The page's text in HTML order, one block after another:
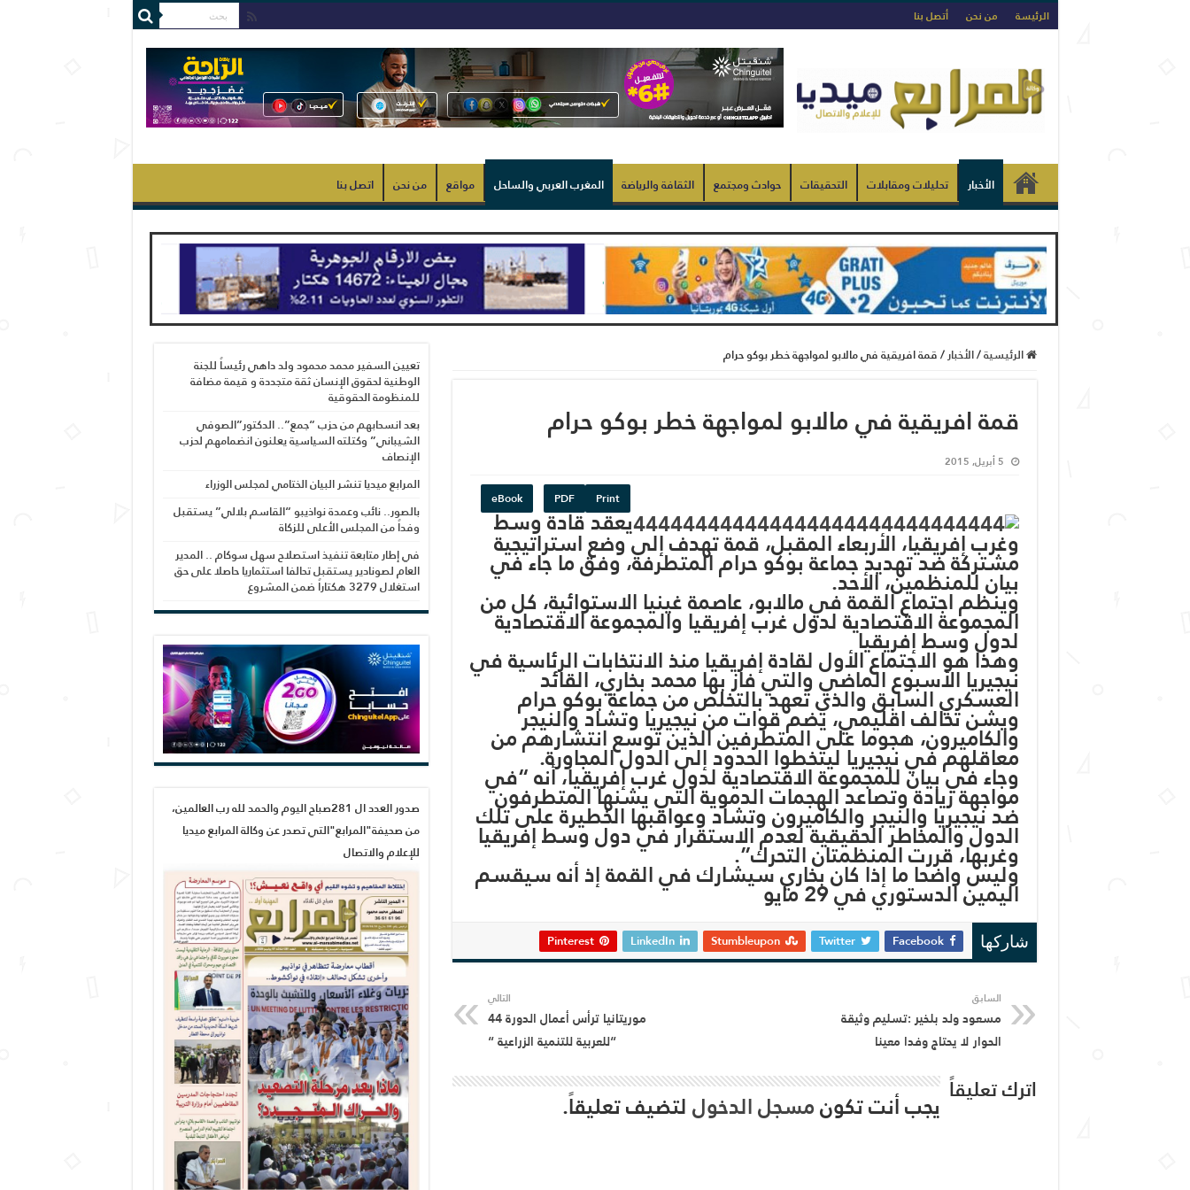
الرئيسة من نحن أتصل بنا
الأخبار تحليلات ومقابلات التحقيقات حوادث ومجتمع الثقافة والرياضة المغرب العربي والساحل مواقع من نحن اتصل بنا
الرئيسية/الأخبار/قمة افريقية في مالابو لمواجهة خطر بوكو حرام
قمة افريقية في مالابو لمواجهة خطر بوكو حرام
5 أبريل, 2015
Print
PDF
eBook
يعقد قادة وسط
وغرب إفريقيا، الأربعاء المقبل، قمة تهدف إلى وضع استراتيجية
مشتركة ضد تهديد جماعة بوكو حرام المتطرفة، وفق ما جاء في
بيان للمنظمين، الأحد.
وينظم اجتماع القمة في مالابو، عاصمة غينيا الاستوائية، كل من
المجموعة الاقتصادية لدول غرب إفريقيا والمجموعة الاقتصادية
لدول وسط إفريقيا
وهذا هو الاجتماع الأول لقادة إفريقيا منذ الانتخابات الرئاسية في
نيجيريا الأسبوع الماضي والتي فاز بها محمد بخاري، القائد
العسكري السابق والذي تعهد بالتخلص من جماعة بوكو حرام
ويشن تحالف اقليمي، يضم قوات من نيجيريا وتشاد والنيجر
والكاميرون، هجوما على المتطرفين الذين توسع انتشارهم من
معاقلهم في نيجيريا ليتخطوا الحدود إلى الدول المجاورة.
وجاء في بيان للمجموعة الاقتصادية لدول غرب إفريقيا، أنه “في
مواجهة زيادة وتصاعد الهجمات الدموية التي يشنها المتطرفون
ضد نيجيريا والنيجر والكاميرون وتشاد وعواقبها الخطيرة على تلك
الدول والمخاطر الحقيقية لعدم الاستقرار في دول وسط إفريقيا
وغربها، قررت المنظمتان التحرك”.
وليس واضحا ما إذا كان بخاري سيشارك في القمة إذ أنه سيقسم
اليمين الدستوري في 29 مايو
شاركها Facebook
Twitter
Stumbleupon
LinkedIn
Pinterest
السابق
مسعود ولد بلخير :تسليم وثيقة
الحوار لا يحتاج وفدا معينا
التالي
موريتانيا ترأس أعمال الدورة 44
“للعربية للتنمية الزراعية “
اترك تعليقاً يجب أنت تكونمسجل الدخوللتضيف تعليقاً.
تعيين السفير محمد محمود ولد داهي رئيساً للجنة
الوطنية لحقوق الإنسان ثقة متجددة و قيمة مضافة
للمنظومة الحقوقية
بعد انسحابهم من حزب “جمع”.. الدكتور”الصوفي
الشيباني” وكتلته السياسية يعلنون انضمامهم لحزب
الإنصاف
المرابع ميديا تنشر البيان الختامي لمجلس الوزراء
بالصور.. نائب وعمدة نواذيبو “القاسم بلالي” يستقبل
وفداً من المجلس الأعلى للزكاة
في إطار متابعة تنفيذ استصلاح سهل سوكام .. المدير
العام لصونادير يستقبل تحالفا استثماريا حاصلا على حق
استغلال 3279 هكتاراً ضمن المشروع
صدور العدد ال 281صباح اليوم والحمد لله رب العالمين،
من صحيفة"المرابع"التي تصدر عن وكالة المرابع ميديا
للإعلام والاتصال